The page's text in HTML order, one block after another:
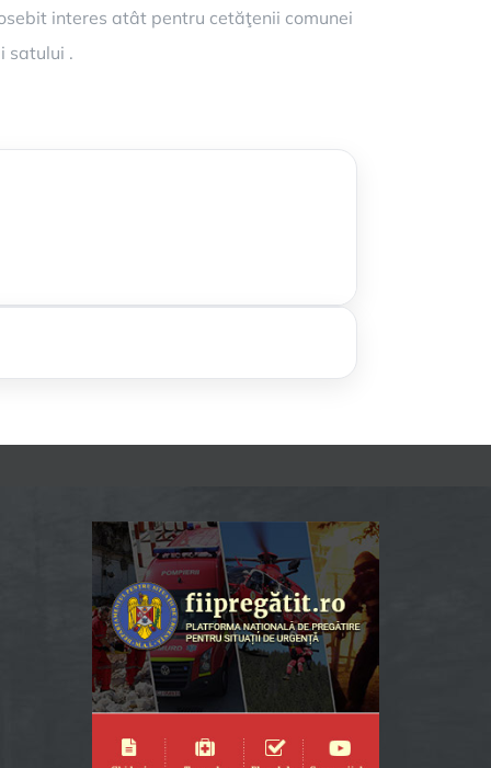
interes atât pentru cetăţenii comunei
satului .